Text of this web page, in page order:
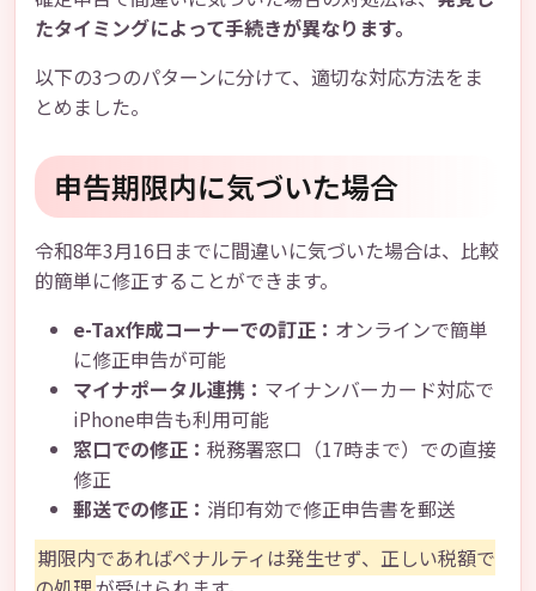
たタイミングによって手続きが異なります。
以下の3つのパターンに分けて、適切な対応方法をま
とめました。
申告期限内に気づいた場合
令和8年3月16日までに間違いに気づいた場合は、比較
的簡単に修正することができます。
e-Tax作成コーナーでの訂正： オンラインで簡単
に修正申告が可能
マイナポータル連携： マイナンバーカード対応で
iPhone申告も利用可能
窓口での修正： 税務署窓口（17時まで）での直接
修正
郵送での修正： 消印有効で修正申告書を郵送
期限内であればペナルティは発生せず、正しい税額で